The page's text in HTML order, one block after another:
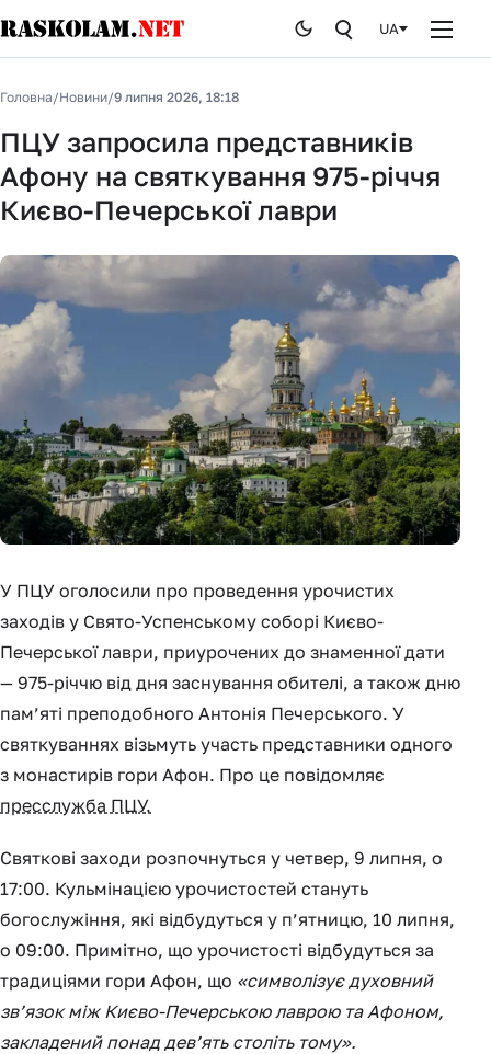
Публікації
Історія
Від редакції
UA
Головна/Новини/9 липня 2026, 18:18
ПЦУ запросила представників
Афону на святкування 975-річчя
Києво-Печерської лаври
У ПЦУ оголосили про проведення урочистих
заходів у Свято-Успенському соборі Києво-
Печерської лаври, приурочених до знаменної дати
— 975-річчю від дня заснування обителі, а також дню
пам’яті преподобного Антонія Печерського. У
святкуваннях візьмуть участь представники одного
з монастирів гори Афон. Про це повідомляє
пресслужба ПЦУ.
Святкові заходи розпочнуться у четвер, 9 липня, о
17:00. Кульмінацією урочистостей стануть
богослужіння, які відбудуться у п’ятницю, 10 липня,
о 09:00. Примітно, що урочистості відбудуться за
традиціями гори Афон, що «символізує духовний
зв’язок між Києво-Печерською лаврою та Афоном,
закладений понад дев’ять століть тому».